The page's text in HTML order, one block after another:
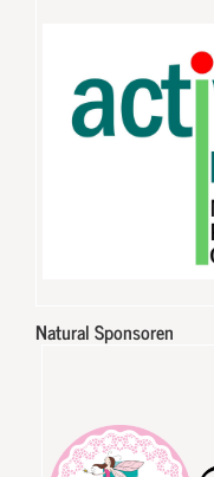
Natural Sponsoren